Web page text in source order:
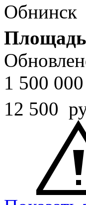
Обнинск
1 500 000
12 500